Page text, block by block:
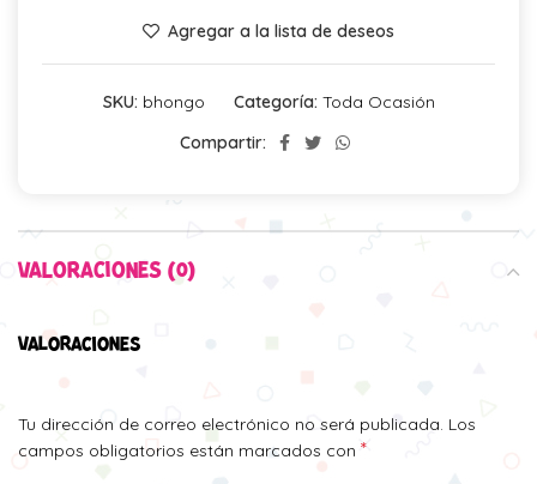
Agregar a la lista de deseos
SKU: bhongo Categoría: Toda Ocasión
Compartir:
VALORACIONES (0)
VALORACIONES
Tu dirección de correo electrónico no será publicada. Los
campos obligatorios están marcados con *